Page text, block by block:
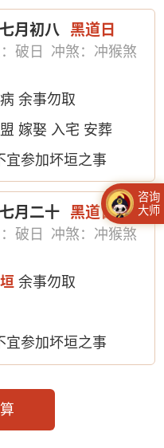
月初八 黑道日
破日
冲煞：冲猴煞
余事勿取
嫁娶 入宅 安葬
宜参加坏垣之事
月二十 黑道日
破日
冲煞：冲猴煞
余事勿取
宜参加坏垣之事
咨询
大师